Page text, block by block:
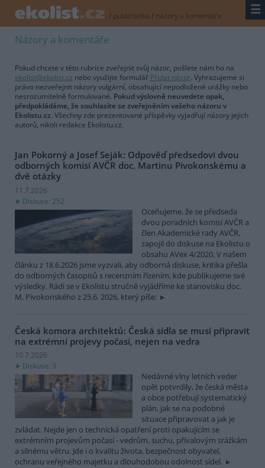
/ publicistika / názory a komentáře ☰
Názory a komentáře
Pokud chcete v této rubrice zveřejnit svůj názor, pošlete nám ho na
ekolist@ekolist.cz nebo využijte formulář Přidat názor. Vyhrazujeme si
právo nezveřejnit názory vulgární, obsahující nepodložené urážky nebo
nesrozumitelně formulované. Pokud výslovně neuvedete opak,
předpokládáme, že souhlasíte se zveřejněním vašeho názoru v
Ekolistu.cz. Všechny zde prezentované příspěvky vyjadřují názory jejich
autorů, nikoli redakce Ekolistu.cz.
Jan Pokorný a Josef Seják: Odpověď předsedovi dvou
odborných komisí AVČR doc. Martinu Pivokonskému a
dvě otázky
11.7.2026
Diskuse: 252
Oceňujeme, že se předseda
dvou poradních komisí AVČR a
člen Akademické rady AVČR,
zapojil do diskuse na Ekolistu o
obsahu AVex 4/2020. V našem
článku z 18.6.2026 jsme vyzvali, aby odborná diskuse, kritika přešla
do odborných časopisů s recenzním řízením, kde publikujeme své
výsledky. Rádi se v Ekolistu stručně vyjádříme ke stanovisku doc.
M. Pivokonského z 25.6. 2026, který píše:
Česká komora architektů: Česká sídla se musí připravit
na extrémní projevy počasí, nejen na vedra
10.7.2026
Diskuse: 3
Nedávné vlny letních veder
opět potvrdily, že česká města
a obce potřebují systematický
plán, jak se na podobné
situace připravovat a jak je
zvládat. Nejde jen o technická opatření proti opakujícím se
extrémním projevům počasí - vedrům, suchu, přívalovým srážkám
a silnému větru. Jde i o kvalitu života, bezpečnost obyvatel,
ochranu veřejného majetku a dlouhodobou odolnost sídel.